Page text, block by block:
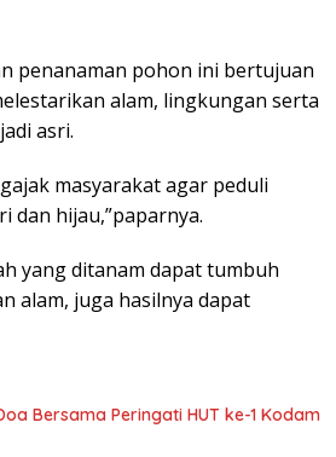
penanaman pohon ini bertujuan
alam, lingkungan serta
asri.
masyarakat agar peduli
dan hijau,”paparnya.
yang ditanam dapat tumbuh
alam, juga hasilnya dapat
Bersama Peringati HUT ke-1 Kodam